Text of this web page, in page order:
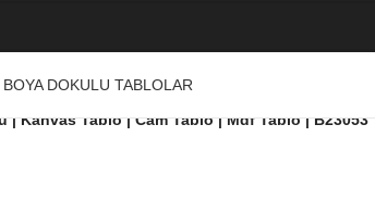
DOKULU TABLOLAR
| Kanvas Tablo | Cam Tablo | Mdf Tablo | B23053